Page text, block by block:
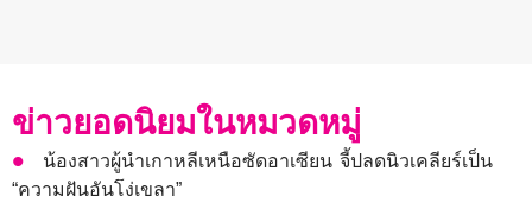
ข่าวยอดนิยมในหมวดหมู่
น้องสาวผู้นำเกาหลีเหนือซัดอาเซียน จี้ปลดนิวเคลียร์เป็น
“ความฝันอันโง่เขลา”